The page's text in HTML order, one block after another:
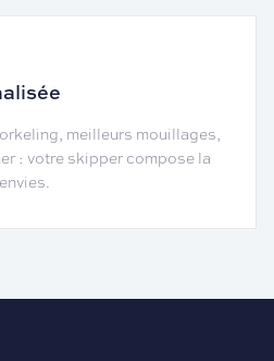
meilleurs mouillages,
: votre skipper compose la